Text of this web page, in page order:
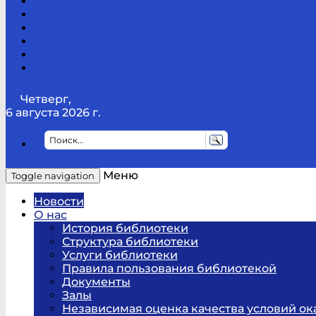
Четверг,
6 августа 2026 г.
Toggle navigation
Меню
Новости
О нас
История библиотеки
Структура библиотеки
Услуги библиотеки
Правила пользования библиотекой
Документы
Залы
Независимая оценка качества условий